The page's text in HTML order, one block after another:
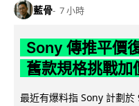
藍骨 7 小時
Sony 傳推平價
舊款規格挑戰加
最近有爆料指 Sony 計劃